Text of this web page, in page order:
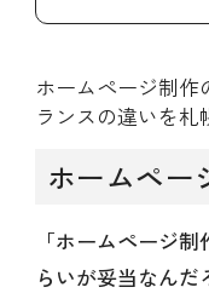
ホームページ制
ランスの違いを
ホームペー
「ホームページ
らいが妥当なん